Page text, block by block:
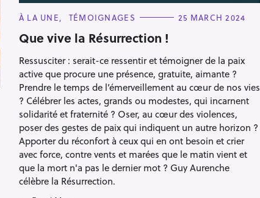
C
T
E
O
R
I
E
S
À LA UNE TÉMOIGNAGES 25 MARCH 2024
Que vive la Résurrection !
Ressusciter : serait-ce ressentir et témoigner de la paix
active que procure une présence, gratuite, aimante ?
Prendre le temps de l’émerveillement au cœur de nos vies
? Célébrer les actes, grands ou modestes, qui incarnent
solidarité et fraternité ? Oser, au cœur des violences,
poser des gestes de paix qui indiquent un autre horizon ?
Apporter du réconfort à ceux qui en ont besoin et crier
avec force, contre vents et marées que le matin vient et
que la mort n'a pas le dernier mot ? Guy Aurenche
célèbre la Résurrection.